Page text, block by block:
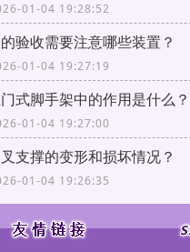
01-04 19:28:52
验收需要注意哪些装置？
01-04 19:27:19
式脚手架中的作用是什么？
01-04 19:27:00
支撑的变形和损坏情况？
01-04 19:26:35